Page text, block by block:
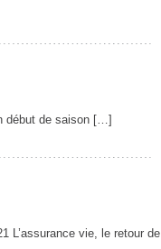
début de saison […]
L’assurance vie, le retour de